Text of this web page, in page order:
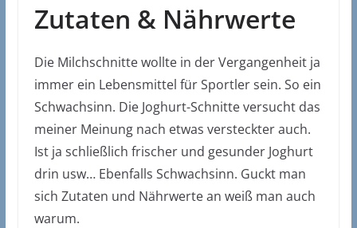
Zutaten & Nährwerte
Die Milchschnitte wollte in der Vergangenheit ja
immer ein Lebensmittel für Sportler sein. So ein
Schwachsinn. Die Joghurt-Schnitte versucht das
meiner Meinung nach etwas versteckter auch.
Ist ja schließlich frischer und gesunder Joghurt
drin usw… Ebenfalls Schwachsinn. Guckt man
sich Zutaten und Nährwerte an weiß man auch
warum.